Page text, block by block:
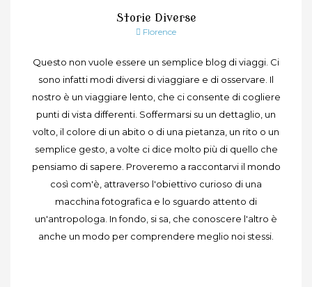
Storie Diverse
Florence
Questo non vuole essere un semplice blog di viaggi. Ci
sono infatti modi diversi di viaggiare e di osservare. Il
nostro è un viaggiare lento, che ci consente di cogliere
punti di vista differenti. Soffermarsi su un dettaglio, un
volto, il colore di un abito o di una pietanza, un rito o un
semplice gesto, a volte ci dice molto più di quello che
pensiamo di sapere. Proveremo a raccontarvi il mondo
così com'è, attraverso l'obiettivo curioso di una
macchina fotografica e lo sguardo attento di
un'antropologa. In fondo, si sa, che conoscere l'altro è
anche un modo per comprendere meglio noi stessi.